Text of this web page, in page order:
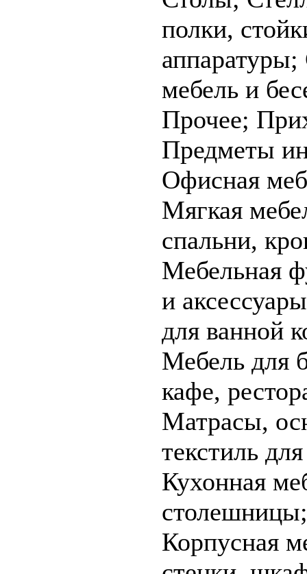
полки,
аппаратуры;
мебель и
Прочее;
Предметы
Офисная
Мягкая
спальни,
Мебельная
и
для ванной
Мебель для
кафе,
Матрасы,
текстиль
Кухонная
столешницы;
Корпусная